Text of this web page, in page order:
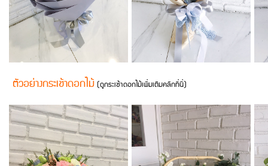
ตัวอย่างกระเช้าดอกไม้(ดูกระเช้าดอกไม้เพิ่มเติมคลิกที่นี่)